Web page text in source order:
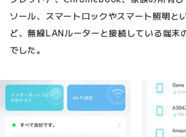
ソール、スマートロックやスマート照明と
ど、無線LANルーターと接続している端末
でした。